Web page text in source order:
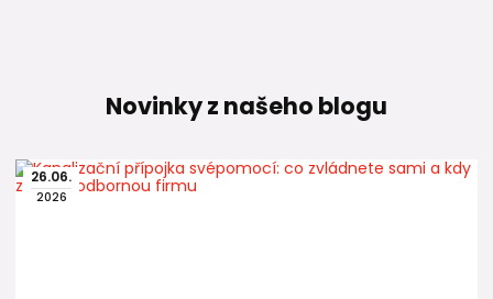
Novinky z našeho blogu
26.06.
2026